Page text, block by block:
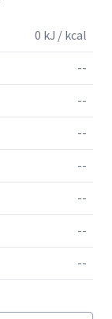
0 kJ / kcal
--
--
--
--
--
--
--